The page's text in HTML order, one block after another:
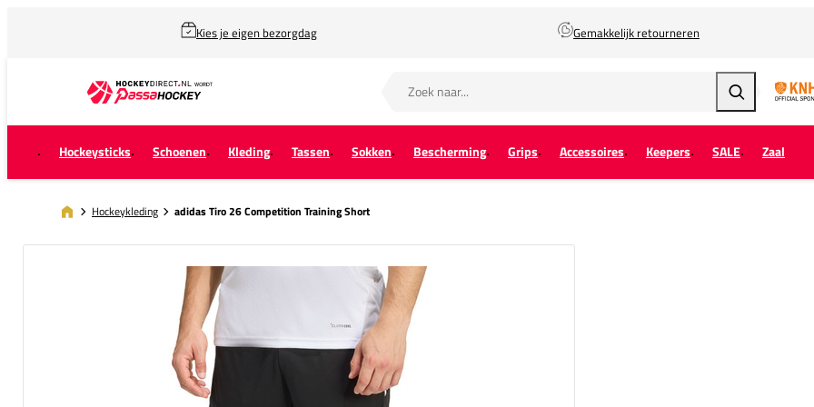
Kies je eigen bezorgdag Gemakkelijk retourneren
Zoeken
Hockeysticks Schoenen Kleding Tassen Sokken Bescherming Grips Accessoires Keepers SALE Zaal
Hockeykleding adidas Tiro 26 Competition Training Short